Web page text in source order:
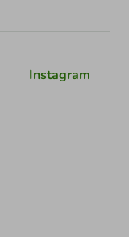
Instagram